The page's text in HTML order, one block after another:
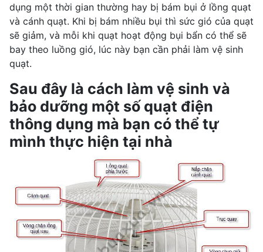
dụng một thời gian thường hay bị bám bụi ở lồng quạt
và cánh quạt. Khi bị bám nhiều bụi thì sức gió của quạt
sẽ giảm, và mỗi khi quạt hoạt động bụi bẩn có thể sẽ
bay theo luồng gió, lúc này bạn cần phải làm vệ sinh
quạt.
Sau đây là cách làm vệ sinh và
bảo dưỡng một số quạt điện
thông dụng mà bạn có thể tự
mình thực hiện tại nhà